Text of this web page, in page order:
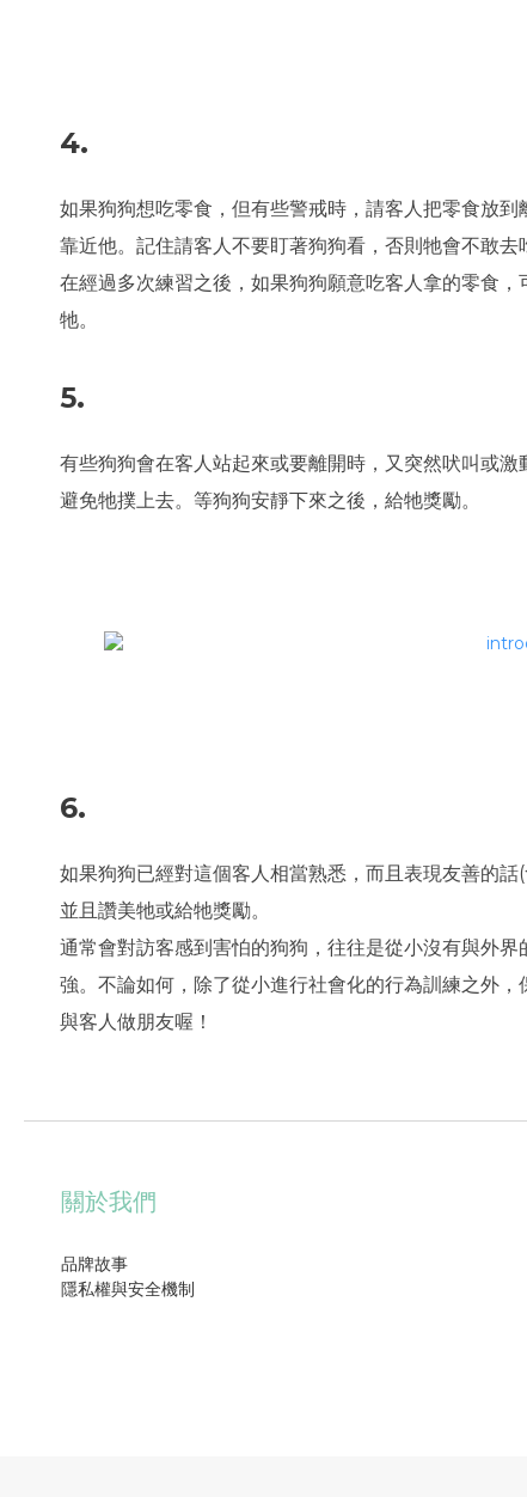
4.
如果狗狗想吃零食，但有些警戒時，請客人把零食放
靠近他。記住請客人不要盯著狗狗看，否則牠會不敢去
在經過多次練習之後，如果狗狗願意吃客人拿的零食
牠。
5.
有些狗狗會在客人站起來或要離開時，又突然吠叫或
避免牠撲上去。等狗狗安靜下來之後，給牠獎勵。
6.
如果狗狗已經對這個客人相當熟悉，而且表現友善的
並且讚美牠或給牠獎勵。
通常會對訪客感到害怕的狗狗，往往是從小沒有與外
強。不論如何，除了從小進行社會化的行為訓練之外
與客人做朋友喔！
關於我們
品牌故事
隱私權與安全機制